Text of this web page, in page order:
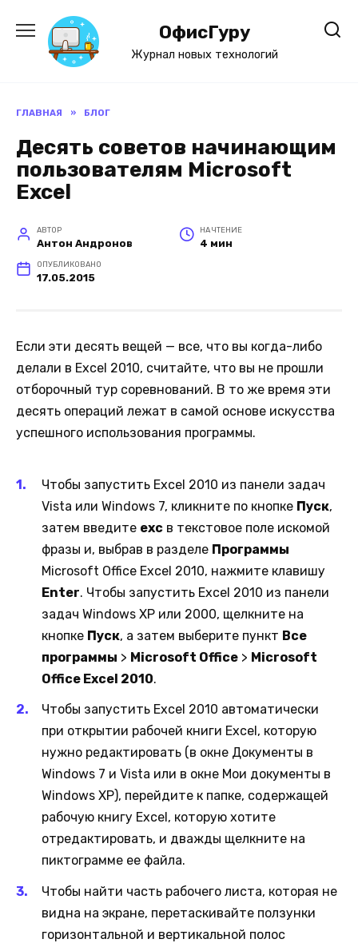
содержанию
ОфисГуру
Журнал новых технологий
ГЛАВНАЯ » БЛОГ
Десять советов начинающим
пользователям Microsoft
Excel
АВТОР
Антон Андронов
НА ЧТЕНИЕ
4 мин
ОПУБЛИКОВАНО
17.05.2015
Если эти десять вещей — все, что вы когда-либо
делали в Excel 2010, считайте, что вы не прошли
отборочный тур соревнований. В то же время эти
десять операций лежат в самой основе искусства
успешного использования программы.
Чтобы запустить Excel 2010 из панели задач
Vista или Windows 7, кликните по кнопке Пуск,
затем введите exc в текстовое поле искомой
фразы и, выбрав в разделе Программы
Microsoft Office Excel 2010, нажмите клавишу
Enter. Чтобы запустить Excel 2010 из панели
задач Windows XP или 2000, щелкните на
кнопке Пуск, а затем выберите пункт Все
программы > Microsoft Office > Microsoft
Office Excel 2010.
Чтобы запустить Excel 2010 автоматически
при открытии рабочей книги Excel, которую
нужно редактировать (в окне Документы в
Windows 7 и Vista или в окне Мои документы в
Windows XP), перейдите к папке, содержащей
рабочую книгу Excel, которую хотите
отредактировать, и дважды щелкните на
пиктограмме ее файла.
Чтобы найти часть рабочего листа, которая не
видна на экране, перетаскивайте ползунки
горизонтальной и вертикальной полос